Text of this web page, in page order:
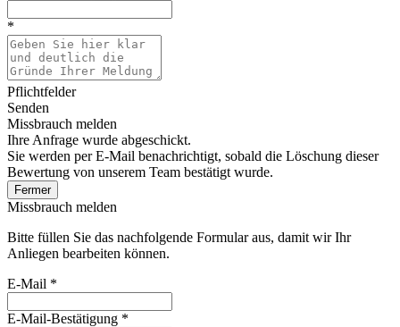
*
Pflichtfelder
Senden
Missbrauch melden
Ihre Anfrage wurde abgeschickt.
Sie werden per E-Mail benachrichtigt, sobald die Löschung dieser
Bewertung von unserem Team bestätigt wurde.
Fermer
Missbrauch melden
Bitte füllen Sie das nachfolgende Formular aus, damit wir Ihr
Anliegen bearbeiten können.
E-Mail *
E-Mail-Bestätigung *